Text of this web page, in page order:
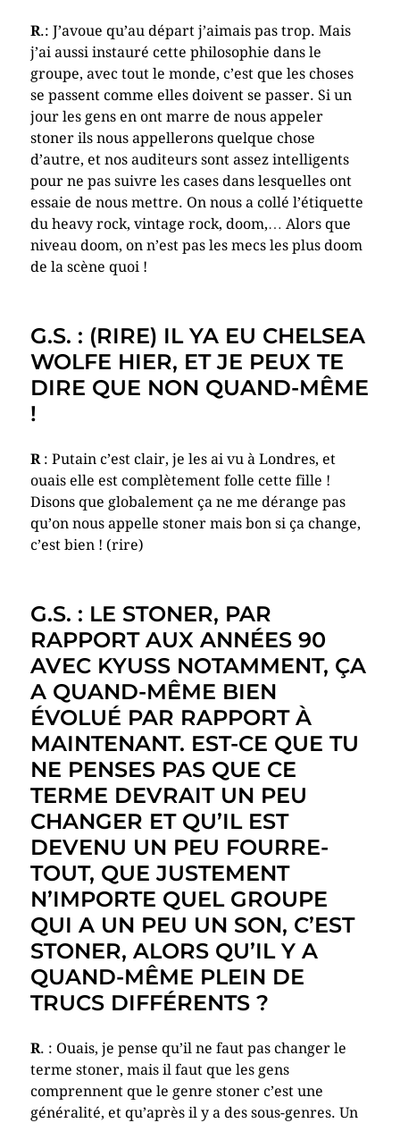
R.: J’avoue qu’au départ j’aimais pas trop. Mais
j’ai aussi instauré cette philosophie dans le
groupe, avec tout le monde, c’est que les choses
se passent comme elles doivent se passer. Si un
jour les gens en ont marre de nous appeler
stoner ils nous appellerons quelque chose
d’autre, et nos auditeurs sont assez intelligents
pour ne pas suivre les cases dans lesquelles ont
essaie de nous mettre. On nous a collé l’étiquette
du heavy rock, vintage rock, doom,… Alors que
niveau doom, on n’est pas les mecs les plus doom
de la scène quoi !
G.S. : (RIRE) IL YA EU CHELSEA
WOLFE HIER, ET JE PEUX TE
DIRE QUE NON QUAND-MÊME
!
R: Putain c’est clair, je les ai vu à Londres, et
ouais elle est complètement folle cette fille !
Disons que globalement ça ne me dérange pas
qu’on nous appelle stoner mais bon si ça change,
c’est bien ! (rire)
G.S. : LE STONER, PAR
RAPPORT AUX ANNÉES 90
AVEC KYUSS NOTAMMENT, ÇA
A QUAND-MÊME BIEN
ÉVOLUÉ PAR RAPPORT À
MAINTENANT. EST-CE QUE TU
NE PENSES PAS QUE CE
TERME DEVRAIT UN PEU
CHANGER ET QU’IL EST
DEVENU UN PEU FOURRE-
TOUT, QUE JUSTEMENT
N’IMPORTE QUEL GROUPE
QUI A UN PEU UN SON, C’EST
STONER, ALORS QU’IL Y A
QUAND-MÊME PLEIN DE
TRUCS DIFFÉRENTS ?
R. : Ouais, je pense qu’il ne faut pas changer le
terme stoner, mais il faut que les gens
comprennent que le genre stoner c’est une
généralité, et qu’après il y a des sous-genres. Un